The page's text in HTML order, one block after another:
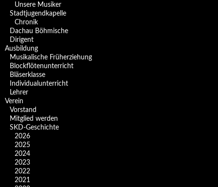
Unsere Musiker
Stadtjugendkapelle
Chronik
Dachau Böhmische
Dirigent
Ausbildung
Musikalische Früherziehung
Blockflötenunterricht
Bläserklasse
Individual­unterricht
Lehrer
Verein
Vorstand
Mitglied werden
SKD-Geschichte
2026
2025
2024
2023
2022
2021